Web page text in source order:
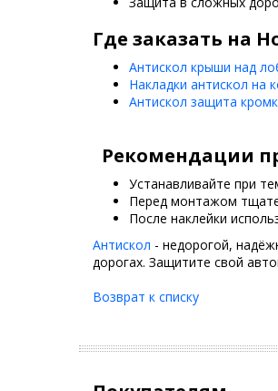
Где заказать на
Антискол крыши над
Накладки антискол на
Антискол защита
Рекомендации
Устанавливайте при
Перед монтажом
После наклейки
Антискол - недорогой,
дорогах. Защитите свой
Возврат к списку